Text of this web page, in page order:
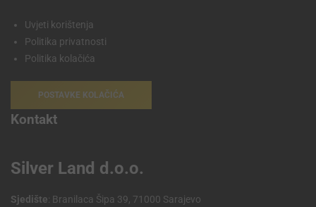
Uvjeti korištenja
Politika privatnosti
Politika kolačića
POSTAVKE KOLAČIĆA
Kontakt
Silver Land d.o.o.
Sjedište: Branilaca Šipa 39, 71000 Sarajevo